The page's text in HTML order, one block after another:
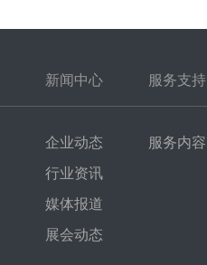
新闻中心
企业动态
行业资讯
媒体报道
展会动态
服务支持
服务内容